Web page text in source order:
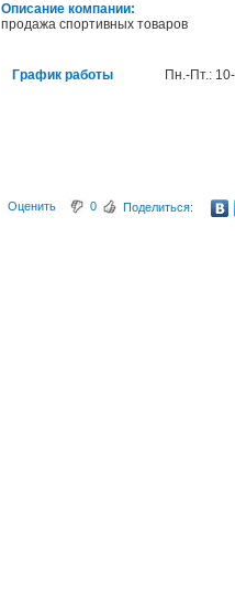
Описание компании:
продажа спортивных товаров
График работы Пн.-Пт.:
Оценить 0 Поделиться: